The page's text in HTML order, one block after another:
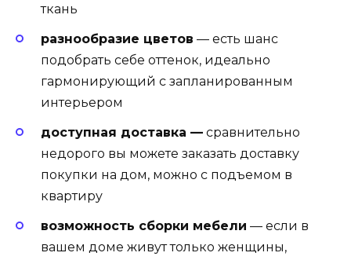
ткань
разнообразие цветов — есть шанс
подобрать себе оттенок, идеально
гармонирующий с запланированным
интерьером
доступная доставка — сравнительно
недорого вы можете заказать доставку
покупки на дом, можно с подъемом в
квартиру
возможность сборки мебели — если в
вашем доме живут только женщины,